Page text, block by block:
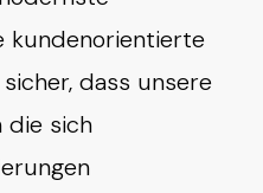
kundenorientierte
dass unsere
die sich